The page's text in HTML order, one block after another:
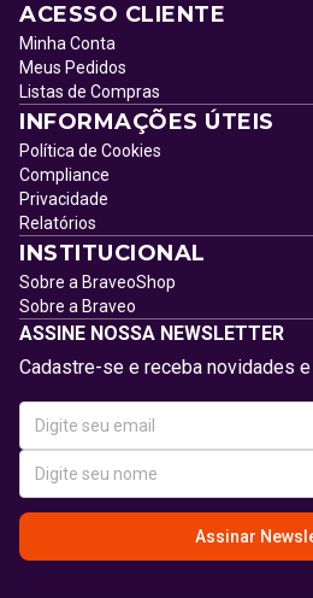
ACESSO CLIENTE
Minha Conta
Meus Pedidos
Listas de Compras
INFORMAÇÕES ÚTEIS
Política de Cookies
Compliance
Privacidade
Relatórios
INSTITUCIONAL
Sobre a BraveoShop
Sobre a Braveo
ASSINE NOSSA NEWSLETTER
Cadastre-se e receba novidades
Assinar